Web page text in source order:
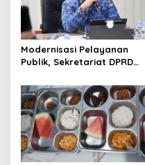
g
a
t
i
o
n
Modernisasi Pelayanan
Publik, Sekretariat DPRD
Luncurkan Aplikasi SIPAKDE